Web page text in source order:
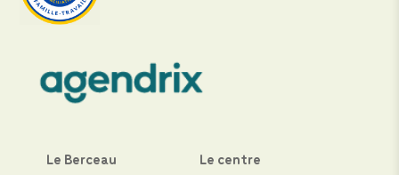
Le Berceau
Le centre